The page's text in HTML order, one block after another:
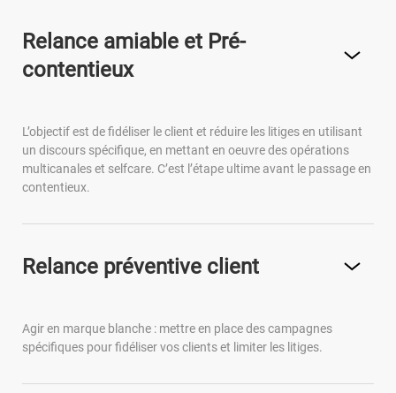
Relance amiable et Pré-
contentieux
L’objectif est de fidéliser le client et réduire les litiges en utilisant
un discours spécifique, en mettant en oeuvre des opérations
multicanales et selfcare. C’est l’étape ultime avant le passage en
contentieux.
Relance préventive client
Agir en marque blanche : mettre en place des campagnes
spécifiques pour fidéliser vos clients et limiter les litiges.